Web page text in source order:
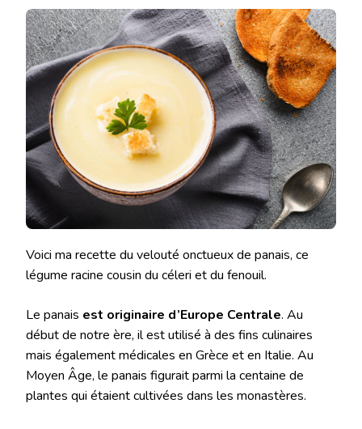
PANAIS
Voici ma recette du velouté onctueux de panais, ce
légume racine cousin du céleri et du fenouil.
Le panais est originaire d’Europe Centrale. Au
début de notre ère, il est utilisé à des fins culinaires
mais également médicales en Grèce et en Italie. Au
Moyen Âge, le panais figurait parmi la centaine de
plantes qui étaient cultivées dans les monastères.